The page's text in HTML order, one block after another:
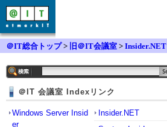
＠IT総合トップ> 旧＠IT会議室 > Insider.NET
＠IT 会議室 Indexリンク
Windows Server Insid
er
Insider.NET